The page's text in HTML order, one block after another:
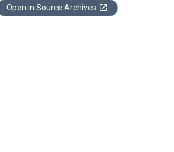
Open in Source Archives